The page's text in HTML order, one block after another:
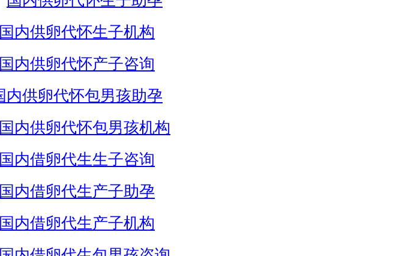
国内供卵代怀生子机构
国内供卵代怀产子咨询
内供卵代怀包男孩助孕
国内供卵代怀包男孩机构
国内借卵代生生子咨询
国内借卵代生产子助孕
国内借卵代生产子机构